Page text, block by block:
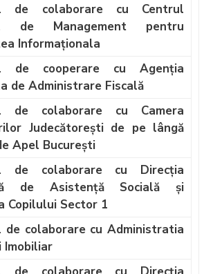
de colaborare cu Centrul
de Management pentru
Informaționala
de cooperare cu Agenția
de Administrare Fiscală
de colaborare cu Camera
Judecătorești de pe lângă
Apel București
de colaborare cu Direcția
de Asistență Socială și
Copilului Sector 1
de colaborare cu Administratia
Imobiliar